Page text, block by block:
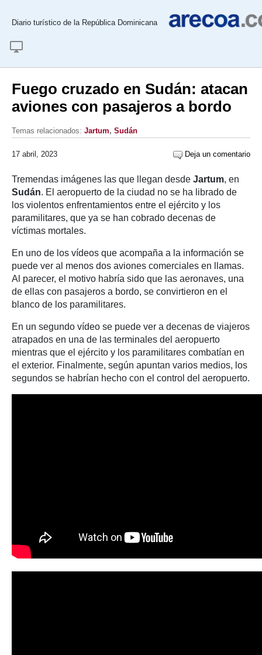
Diario turístico de la República Dominicana
Fuego cruzado en Sudán: atacan
aviones con pasajeros a bordo
Temas relacionados: Jartum, Sudán
17 abril, 2023 Deja un comentario
Tremendas imágenes las que llegan desde Jartum, en
Sudán. El aeropuerto de la ciudad no se ha librado de
los violentos enfrentamientos entre el ejército y los
paramilitares, que ya se han cobrado decenas de
víctimas mortales.
En uno de los vídeos que acompaña a la información se
puede ver al menos dos aviones comerciales en llamas.
Al parecer, el motivo habría sido que las aeronaves, una
de ellas con pasajeros a bordo, se convirtieron en el
blanco de los paramilitares.
En un segundo vídeo se puede ver a decenas de viajeros
atrapados en una de las terminales del aeropuerto
mientras que el ejército y los paramilitares combatían en
el exterior. Finalmente, según apuntan varios medios, los
segundos se habrían hecho con el control del aeropuerto.